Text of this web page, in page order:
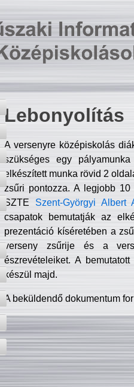
Lebonyolítás
A versenyre középiskolás
szükséges egy
elkészített munka rövid 2
zsűri pontozza. A legjobb
SZTE Szent-Györgyi Albert
csapatok bemutatják az
prezentáció kíséretében a
verseny zsűrije és a
észrevételeiket. A
készül majd.
A beküldendő dokumentum